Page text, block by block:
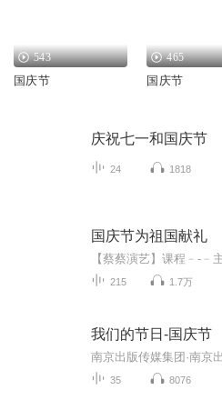
543
国庆节
465
国庆节
庆祝七一和国庆节
24 1818
国庆节为祖国献礼
215 1.7万
我们的节日-国庆节
35 8076